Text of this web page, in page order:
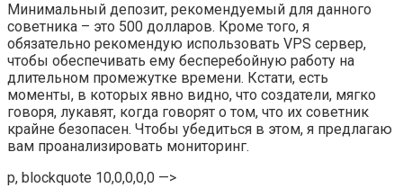
Минимальный депозит, рекомендуемый для данного
советника – это 500 долларов. Кроме того, я
обязательно рекомендую использовать VPS сервер,
чтобы обеспечивать ему бесперебойную работу на
длительном промежутке времени. Кстати, есть
моменты, в которых явно видно, что создатели, мягко
говоря, лукавят, когда говорят о том, что их советник
крайне безопасен. Чтобы убедиться в этом, я предлагаю
вам проанализировать мониторинг.
p, blockquote 10,0,0,0,0 —>